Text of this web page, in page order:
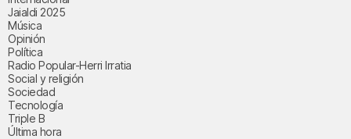
Jaialdi 2025
Música
Opinión
Política
Radio Popular-Herri Irratia
Social y religión
Sociedad
Tecnología
Triple B
Última hora